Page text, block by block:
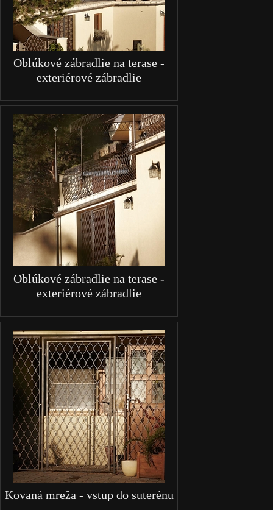
Oblúkové zábradlie na terase -
exteriérové zábradlie
Oblúkové zábradlie na terase -
exteriérové zábradlie
Kovaná mreža - vstup do suterénu